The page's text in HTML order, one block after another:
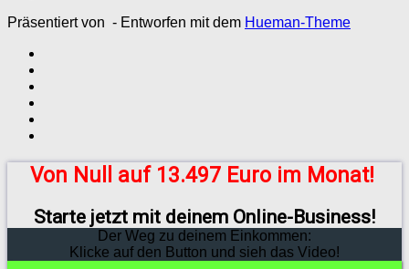
Präsentiert von - Entworfen mit dem Hueman-Theme
Von Null auf 13.497 Euro im Monat!
Starte jetzt mit deinem Online-Business!
Der Weg zu deinem Einkommen:
Klicke auf den Button und sieh das Video!